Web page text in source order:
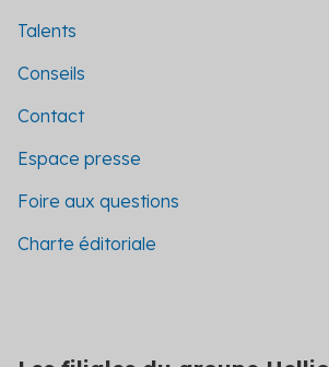
Talents
Conseils
Contact
Espace presse
Foire aux questions
Charte éditoriale